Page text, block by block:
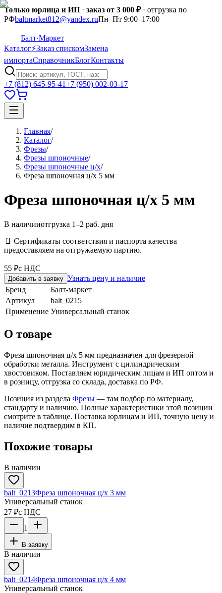
Только юрлица и ИП · заказ от 3 000 ₽· отгрузка по
РФbaltmarket812@yandex.ruПн–Пт 9:00–17:00
Балт·Маркет
Каталог⚡Заказ спискомЗамена
импортаСправочникБлогКонтакты
+7 (812) 645-95-41+7 (950) 002-03-17
Главная/
Каталог/
Фрезы/
Фрезы шпоночные/
Фрезы шпоночные ц/х/
Фреза шпоночная ц/х 5 мм
Фреза шпоночная ц/х 5 мм
В наличииотгрузка 1–2 раб. дня
📄 Сертификаты соответствия и паспорта качества —
предоставляем на отгружаемую партию.
55 ₽с НДС
Добавить в заявку Узнать цену и наличие
Бренд
Балт-маркет
Артикул
balt_0215
Применение Универсальный станок
О товаре
Фреза шпоночная ц/х 5 мм предназначен для фрезерной
обработки металла. Инструмент с цилиндрическим
хвостовиком. Поставляем юридическим лицам и ИП оптом и
в розницу, отгрузка со склада, доставка по РФ.
Позиция из раздела Фрезы — там подбор по материалу,
стандарту и наличию. Полные характеристики этой позиции
смотрите в таблице. Поставка юрлицам и ИП, точную цену и
наличие подтвердим в КП.
Похожие товары
В наличии
balt_0213Фреза шпоночная ц/х 3 мм
Универсальный станок
27 ₽с НДС
1
В заявку
В наличии
balt_0214Фреза шпоночная ц/х 4 мм
Универсальный станок